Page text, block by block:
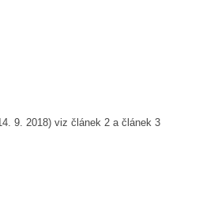
9. 2018) viz článek 2 a článek 3